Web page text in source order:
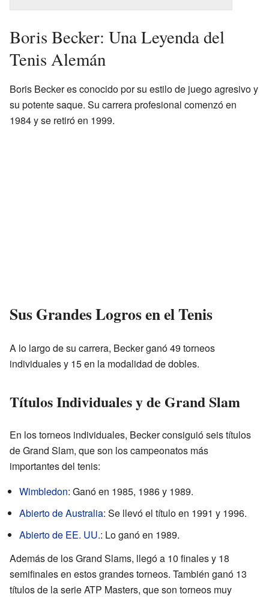
Boris Becker: Una Leyenda del
Tenis Alemán
Boris Becker es conocido por su estilo de juego agresivo y
su potente saque. Su carrera profesional comenzó en
1984 y se retiró en 1999.
Sus Grandes Logros en el Tenis
A lo largo de su carrera, Becker ganó 49 torneos
individuales y 15 en la modalidad de dobles.
Títulos Individuales y de Grand Slam
En los torneos individuales, Becker consiguió seis títulos
de Grand Slam, que son los campeonatos más
importantes del tenis:
Wimbledon: Ganó en 1985, 1986 y 1989.
Abierto de Australia: Se llevó el título en 1991 y 1996.
Abierto de EE. UU.: Lo ganó en 1989.
Además de los Grand Slams, llegó a 10 finales y 18
semifinales en estos grandes torneos. También ganó 13
títulos de la serie ATP Masters, que son torneos muy